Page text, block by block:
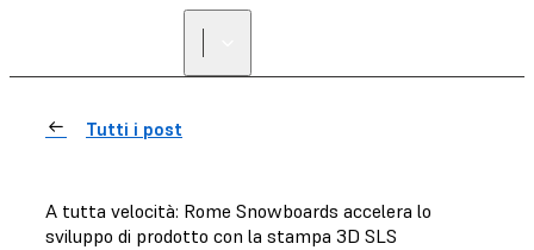
Tutti i post
A tutta velocità: Rome Snowboards accelera lo
sviluppo di prodotto con la stampa 3D SLS